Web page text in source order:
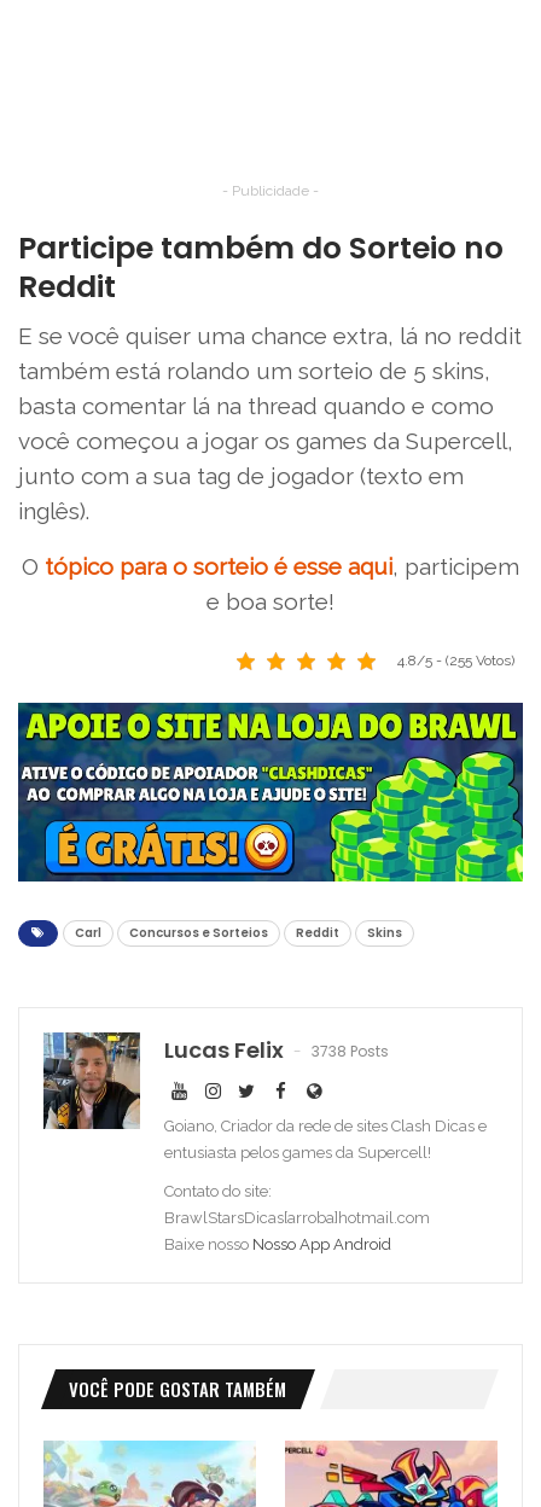
- Publicidade -
Participe também do Sorteio no
Reddit
E se você quiser uma chance extra, lá no reddit
também está rolando um sorteio de 5 skins,
basta comentar lá na thread quando e como
você começou a jogar os games da Supercell,
junto com a sua tag de jogador (texto em
inglês).
O tópico para o sorteio é esse aqui, participem
e boa sorte!
4.8/5 - (255 Votos)
Carl Concursos e Sorteios Reddit Skins
Lucas Felix 3738 Posts
Goiano, Criador da rede de sites Clash Dicas e
entusiasta pelos games da Supercell!
Contato do site:
BrawlStarsDicas[arroba]hotmail.com
Baixe nosso Nosso App Android
VOCÊ PODE GOSTAR TAMBÉM